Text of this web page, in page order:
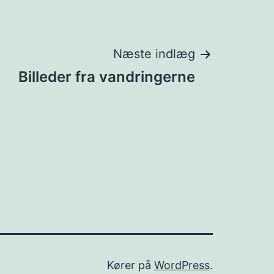
Næste indlæg
Billeder fra vandringerne
Kører på WordPress.